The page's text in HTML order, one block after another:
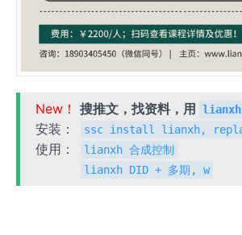
New！ 搜推文，找资料，用 lianxh
安装：
ssc install lianxh,
使用：
lianxh 合成控制
lianxh DID + 多期, w